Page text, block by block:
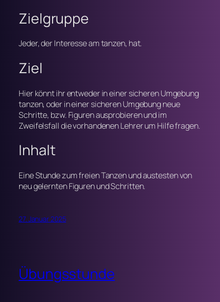
Zielgruppe
Jeder, der Interesse am tanzen, hat.
Ziel
Hier könnt ihr entweder in einer sicheren Umgebung
tanzen, oder in einer sicheren Umgebung neue
Schritte, bzw. Figuren ausprobieren und im
Zweifelsfall die vorhandenen Lehrer um Hilfe fragen.
Inhalt
Eine Stunde zum freien Tanzen und austesten von
neu gelernten Figuren und Schritten.
27. Januar 2025
Übungsstunde